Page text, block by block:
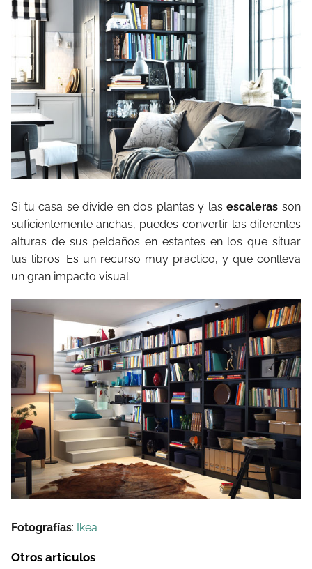
Si tu casa se divide en dos plantas y lasescalerasson
suficientemente anchas, puedes convertir las diferentes
alturas de sus peldaños en estantes en los que situar
tus libros. Es un recurso muy práctico, y que conlleva
un gran impacto visual.
Fotografías: Ikea
Otros artículos